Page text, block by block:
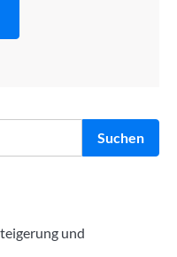
Suchen
und